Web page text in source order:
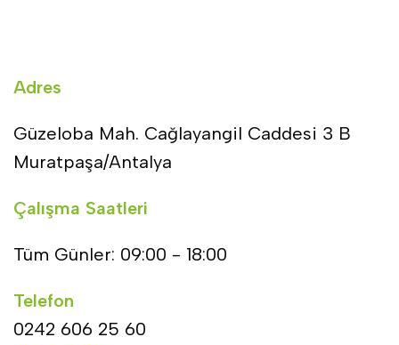
Adres
Güzeloba Mah. Cağlayangil Caddesi 3 B
Muratpaşa/Antalya
Çalışma Saatleri
Tüm Günler: 09:00 - 18:00
Telefon
0242 606 25 60